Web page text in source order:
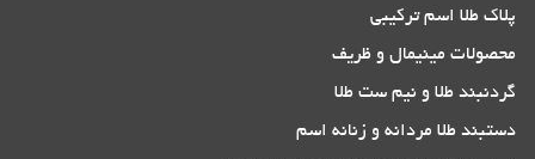
پلاک طلا اسم ترکیبی
محصولات مینیمال و ظریف
گردنبند طلا و نیم ست طلا
دستبند طلا مردانه و زنانه اسم